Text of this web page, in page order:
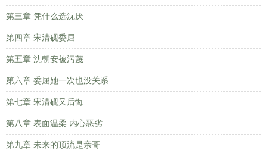
第三章 凭什么选沈厌
第四章 宋清砚委屈
第五章 沈朝安被污蔑
第六章 委屈她一次也没关系
第七章 宋清砚又后悔
第八章 表面温柔 内心恶劣
第九章 未来的顶流是亲哥